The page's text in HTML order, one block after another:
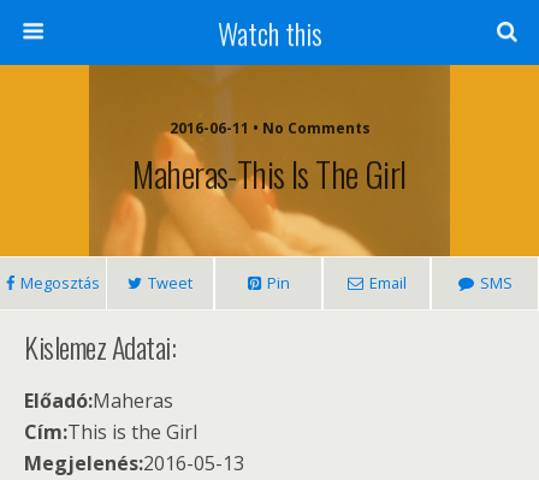
Watch this
2016-06-11 • No Comments
Maheras-This Is The Girl
Megosztás Tweet Pin Email SMS
Kislemez Adatai:
Előadó:Maheras
Cím:This is the Girl
Megjelenés:2016-05-13